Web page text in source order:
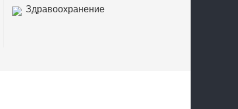
Здравоохранение